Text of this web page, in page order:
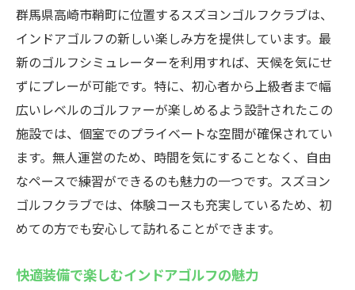
高崎で手ぶらで楽しむインドアゴルフ
インドアゴルフ施設選びのポイント
快適設備でインドアゴルフを満喫
高崎市のゴルフ愛好者必見の施設
手ぶらで訪れる高崎のインドアゴルフ
手ぶらOK！高崎のインドアゴルフ事情
インドアゴルフ初心者も安心の設備
高崎で快適に楽しむインドアゴルフ
ゴルフ初心者が手ぶらで楽しむ方法
必要なものはすべてレンタル可能
群馬県高崎市鞘町に位置するスズヨンゴルフクラブは、
インドアゴルフの新しい楽しみ方を提供しています。最
新のゴルフシミュレーターを利用すれば、天候を気にせ
ずにプレーが可能です。特に、初心者から上級者まで幅
広いレベルのゴルファーが楽しめるよう設計されたこの
施設では、個室でのプライベートな空間が確保されてい
ます。無人運営のため、時間を気にすることなく、自由
なペースで練習ができるのも魅力の一つです。スズヨン
ゴルフクラブでは、体験コースも充実しているため、初
めての方でも安心して訪れることができます。
快適装備で楽しむインドアゴルフの魅力